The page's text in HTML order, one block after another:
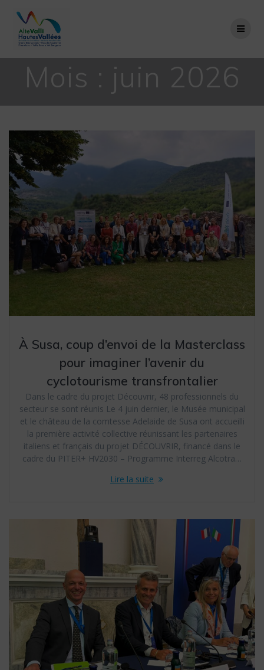
Mois : juin 2026
À Susa, coup d’envoi de la Masterclass
pour imaginer l’avenir du
cyclotourisme transfrontalier
Dans le cadre du projet Découvrir, 48 professionnels du
secteur se sont réunis Le 4 juin dernier, le Musée municipal
et le château de la comtesse Adelaide de Susa ont accueilli
la première activité collective réunissant les partenaires
italiens et français du projet DÉCOUVRIR, financé dans le
cadre du PITER+ HV2030 – Programme Interreg Alcotra…
Lire la suite